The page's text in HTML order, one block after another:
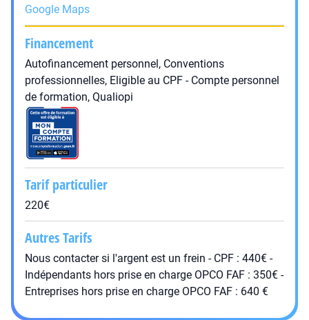
Google Maps
Financement
Autofinancement personnel, Conventions
professionnelles, Eligible au CPF - Compte personnel
de formation, Qualiopi
Tarif particulier
220€
Autres Tarifs
Nous contacter si l'argent est un frein - CPF : 440€ -
Indépendants hors prise en charge OPCO FAF : 350€ -
Entreprises hors prise en charge OPCO FAF : 640 €